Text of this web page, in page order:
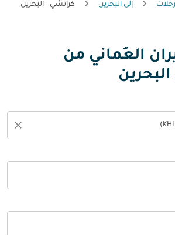
رحلات إلى البحرين كراتشي - البحرين
العُماني من
close